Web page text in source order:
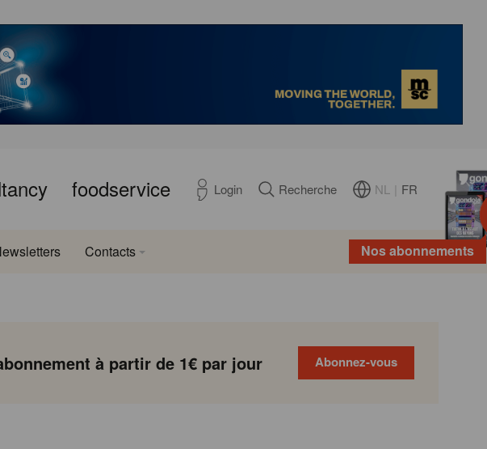
foodservice Login Recherche NL FR
Nos abonnements
Contacts
à partir de 1€ par jour Abonnez-vous